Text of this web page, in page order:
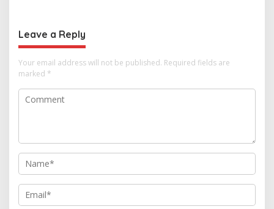
Leave a Reply
Your email address will not be published. Required fields are
marked *